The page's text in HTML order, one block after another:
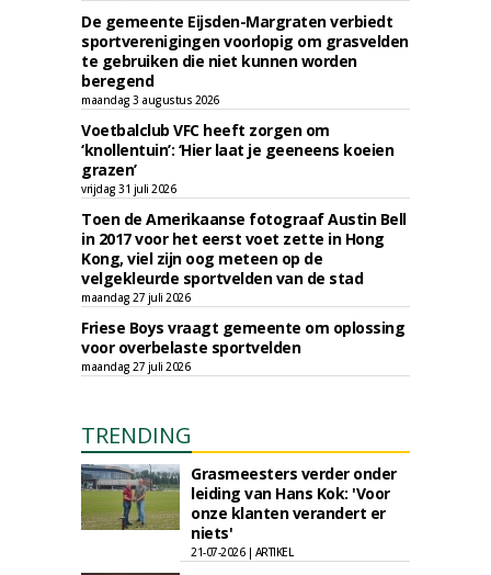
De gemeente Eijsden-Margraten verbiedt
sportverenigingen voorlopig om grasvelden
te gebruiken die niet kunnen worden
beregend
maandag 3 augustus 2026
Voetbalclub VFC heeft zorgen om
‘knollentuin’: ‘Hier laat je geeneens koeien
grazen’
vrijdag 31 juli 2026
Toen de Amerikaanse fotograaf Austin Bell
in 2017 voor het eerst voet zette in Hong
Kong, viel zijn oog meteen op de
velgekleurde sportvelden van de stad
maandag 27 juli 2026
Friese Boys vraagt gemeente om oplossing
voor overbelaste sportvelden
maandag 27 juli 2026
TRENDING
Grasmeesters verder onder
leiding van Hans Kok: 'Voor
onze klanten verandert er
niets'
21-07-2026 | ARTIKEL